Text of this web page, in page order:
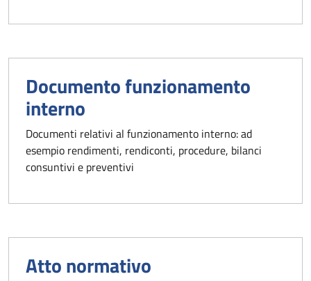
Documento funzionamento
interno
Documenti relativi al funzionamento interno: ad
esempio rendimenti, rendiconti, procedure, bilanci
consuntivi e preventivi
Atto normativo